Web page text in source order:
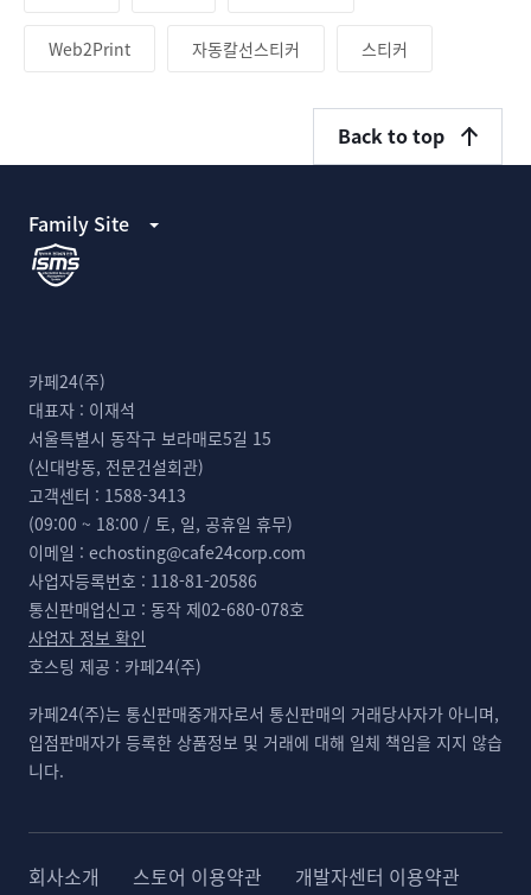
Web2Print 자동칼선스티커 스티커
Family Site
Back to top
카페24(주)
대표자 : 이재석
서울특별시 동작구 보라매로5길 15
(신대방동, 전문건설회관)
고객센터 : 1588-3413
(09:00 ~ 18:00 / 토, 일, 공휴일 휴무)
이메일 : echosting@cafe24corp.com
사업자등록번호 : 118-81-20586
통신판매업신고 : 동작 제02-680-078호
사업자 정보 확인
호스팅 제공 : 카페24(주)
카페24(주)는 통신판매중개자로서 통신판매의 거래당사자가 아니며,
입점판매자가 등록한 상품정보 및 거래에 대해 일체 책임을 지지 않습
니다.
회사소개 스토어 이용약관 개발자센터 이용약관